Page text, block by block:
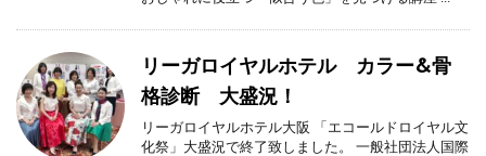
リーガロイヤルホテル カラー&骨
格診断 大盛況！
リーガロイヤルホテル大阪 「エコールドロイヤル文
化祭」大盛況で終了致しました。 一般社団法人国際